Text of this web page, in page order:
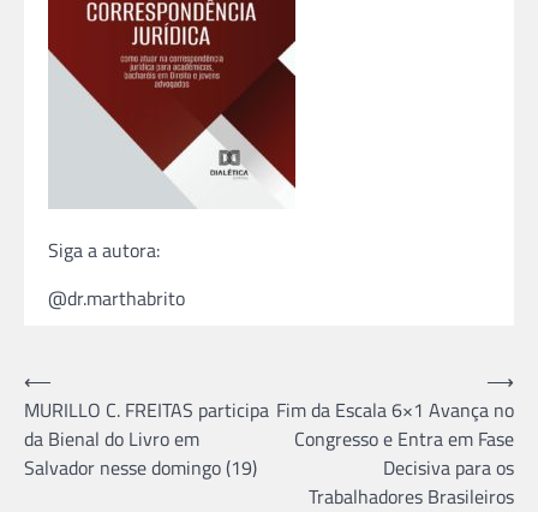
Siga a autora:
@dr.marthabrito
Navegação
de
Post
⟵
MURILLO C. FREITAS participa
da Bienal do Livro em
Salvador nesse domingo (19)
Fim da Escala 6×1 Avança no
Congresso e Entra em Fase
Decisiva para os
Trabalhadores Brasileiros
⟶